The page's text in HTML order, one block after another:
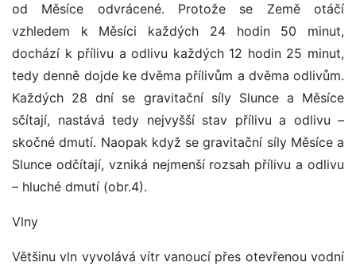
od Měsíce odvrácené. Protože se Země otáčí
vzhledem k Měsíci každých 24 hodin 50 minut,
dochází k přílivu a odlivu každých 12 hodin 25 minut,
tedy denně dojde ke dvěma přílivům a dvěma odlivům.
Každých 28 dní se gravitační síly Slunce a Měsíce
sčítají, nastává tedy nejvyšší stav přílivu a odlivu –
skočné dmutí. Naopak když se gravitační síly Měsíce a
Slunce odčítají, vzniká nejmenší rozsah přílivu a odlivu
– hluché dmutí (obr.4).
Vlny
Většinu vln vyvolává vítr vanoucí přes otevřenou vodní